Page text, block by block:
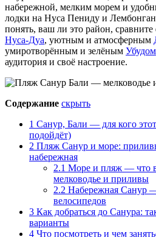
набережной, мелким морем и
лодки на Нуса Пениду и
понять, ваш ли это район,
Нуса-Дуа, уютным и атмосферным
умиротворённым и зелёным Убудом
аудитория и своё настроение.
Содержание скрыть
1 Санур, Бали — для кого
подойдёт)
2 Пляж Санур и море:
набережная
2.1 Море и пляж — что
мелководье и приливы
2.2 Набережная Санур
велосипедов
3 Как добраться до Санура:
варианты
4 Что посмотреть и чем